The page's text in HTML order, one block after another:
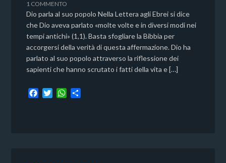
1 COMMENTO
Dio parla al suo popolo Nella Lettera agli Ebrei si dice
che Dio aveva parlato «molte volte e in diversi modi nei
tempi antichi» (1,1). Basta sfogliare la Bibbia per
accorgersi della verità di questa affermazione. Dio ha
parlato al suo popolo attraverso la riflessione dei
sapienti che hanno scrutato i fatti della vita e […]
T
W